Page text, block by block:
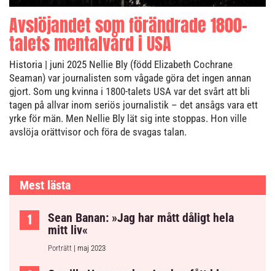
Avslöjandet som förändrade 1800-
talets mentalvård i USA
Historia | juni 2025 Nellie Bly (född Elizabeth Cochrane
Seaman) var journalisten som vågade göra det ingen annan
gjort. Som ung kvinna i 1800-talets USA var det svårt att bli
tagen på allvar inom seriös journalistik – det ansågs vara ett
yrke för män. Men Nellie Bly lät sig inte stoppas. Hon ville
avslöja orättvisor och föra de svagas talan.
Mest lästa
Sean Banan: »Jag har mått dåligt hela
mitt liv«
Porträtt | maj 2023